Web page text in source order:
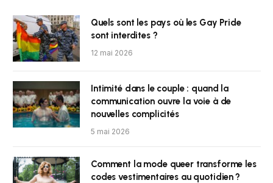
Quels sont les pays où les Gay Pride
sont interdites ?
12 mai 2026
Intimité dans le couple : quand la
communication ouvre la voie à de
nouvelles complicités
5 mai 2026
Comment la mode queer transforme les
codes vestimentaires au quotidien ?